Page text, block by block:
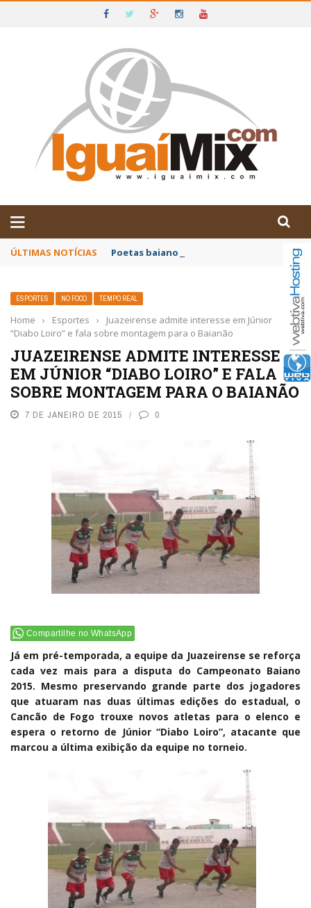
IGUAÍ E SUDOESTE DA BAHIA
ÚLTIMAS NOTÍCIAS Poetas baianos representam o Brasil no
ESPORTES NO FOCO TEMPO REAL
Home › Esportes ›
Juazeirense admite interesse em Júnior
“Diabo Loiro” e fala sobre montagem para o Baianão
JUAZEIRENSE ADMITE INTERESSE
EM JÚNIOR “DIABO LOIRO” E FALA
SOBRE MONTAGEM PARA O BAIANÃO
7 DE JANEIRO DE 2015 0
Compartilhe no WhatsApp
Já em pré-temporada, a equipe da Juazeirense se reforça
cada vez mais para a disputa do Campeonato Baiano
2015. Mesmo preservando grande parte dos jogadores
que atuaram nas duas últimas edições do estadual, o
Cancão de Fogo trouxe novos atletas para o elenco e
espera o retorno de Júnior “Diabo Loiro”, atacante que
marcou a última exibição da equipe no torneio.